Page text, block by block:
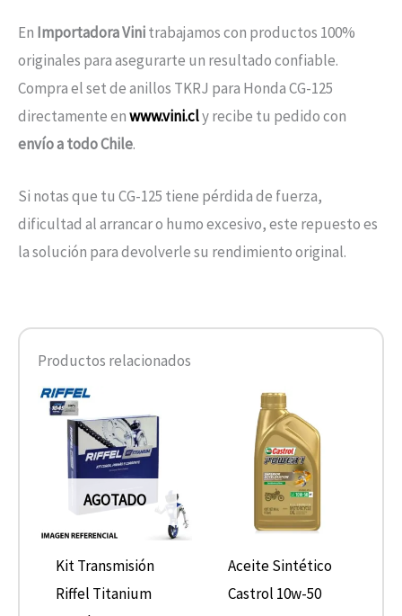
En Importadora Vinitrabajamos con productos 100%
originales para asegurarte un resultado confiable.
Compra el set de anillos TKRJ para Honda CG-125
directamente enwww.vini.cly recibe tu pedido con
envío a todo Chile.
Si notas que tu CG-125 tiene pérdida de fuerza,
dificultad al arrancar o humo excesivo, este repuesto es
la solución para devolverle su rendimiento original.
Productos relacionados
AGOTADO
Kit Transmisión
Riffel Titanium
Aceite Sintético
Castrol 10w-50